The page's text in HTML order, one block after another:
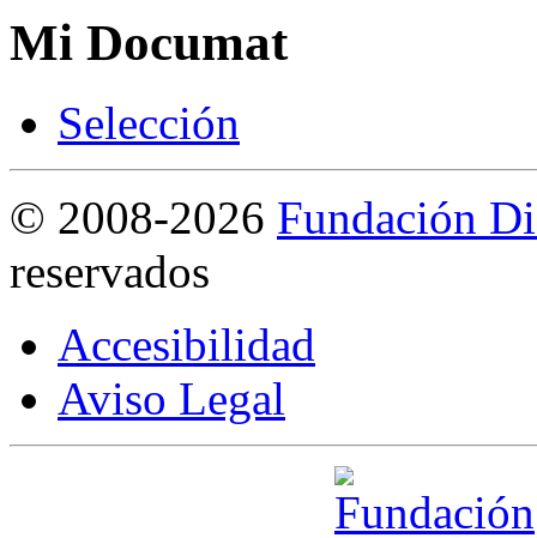
Mi Documat
Selección
© 2008-2026 Fundación
reservados
Accesibilidad
Aviso Legal